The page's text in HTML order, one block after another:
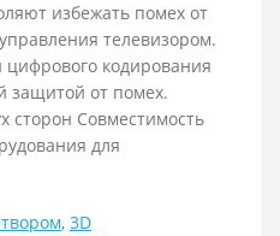
избежать помех от
телевизором.
кодирования
защитой от помех.
сторон Совместимость
для
, 3D